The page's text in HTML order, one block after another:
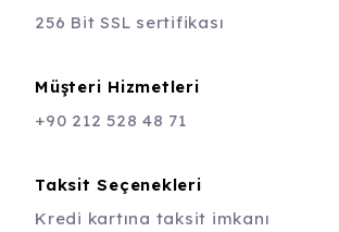
256 Bit SSL sertifikası
Müşteri Hizmetleri
+90 212 528 48 71
Taksit Seçenekleri
Kredi kartına taksit imkanı